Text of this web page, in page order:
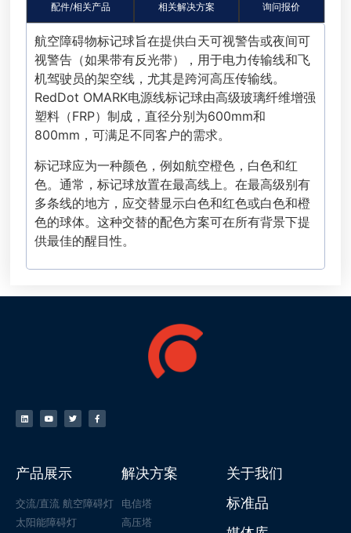
配件/相关产品 相关解决方案 询问报价
航空障碍物标记球旨在提供白天可视警告或夜间可
视警告（如果带有反光带），用于电力传输线和飞
机驾驶员的架空线，尤其是跨河高压传输线。
RedDot OMARK电源线标记球由高级玻璃纤维增强
塑料（FRP）制成，直径分别为600mm和
800mm，可满足不同客户的需求。
标记球应为一种颜色，例如航空橙色，白色和红
色。通常，标记球放置在最高线上。在最高级别有
多条线的地方，应交替显示白色和红色或白色和橙
色的球体。这种交替的配色方案可在所有背景下提
供最佳的醒目性。
产品展示
交流/直流 航空障碍灯
太阳能障碍灯
解决方案
电信塔
高压塔
关于我们
标准品